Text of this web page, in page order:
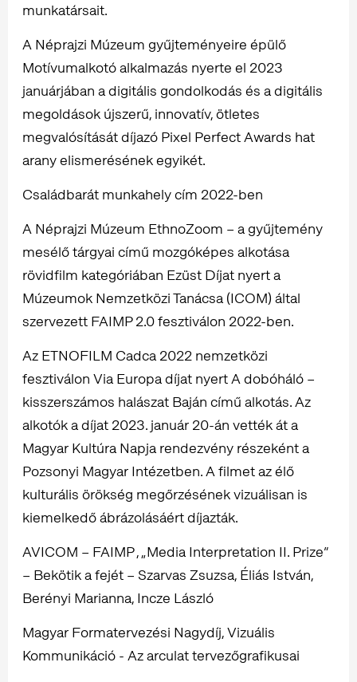
munkatársait.
A Néprajzi Múzeum gyűjteményeire épülő
Motívumalkotó alkalmazás nyerte el 2023
januárjában a digitális gondolkodás és a digitális
megoldások újszerű, innovatív, ötletes
megvalósítását díjazó Pixel Perfect Awards hat
arany elismerésének egyikét.
Családbarát munkahely cím 2022-ben
A Néprajzi Múzeum EthnoZoom – a gyűjtemény
mesélő tárgyai című mozgóképes alkotása
rövidfilm kategóriában Ezüst Díjat nyert a
Múzeumok Nemzetközi Tanácsa (ICOM) által
szervezett FAIMP 2.0 fesztiválon 2022-ben.
Az ETNOFILM Cadca 2022 nemzetközi
fesztiválon Via Europa díjat nyert A dobóháló –
kisszerszámos halászat Baján című alkotás. Az
alkotók a díjat 2023. január 20-án vették át a
Magyar Kultúra Napja rendezvény részeként a
Pozsonyi Magyar Intézetben. A filmet az élő
kulturális örökség megőrzésének vizuálisan is
kiemelkedő ábrázolásáért díjazták.
AVICOM – FAIMP , „Media Interpretation II. Prize”
– Bekötik a fejét – Szarvas Zsuzsa, Éliás István,
Berényi Marianna, Incze László
Magyar Formatervezési Nagydíj, Vizuális
Kommunikáció - Az arculat tervezőgrafikusai